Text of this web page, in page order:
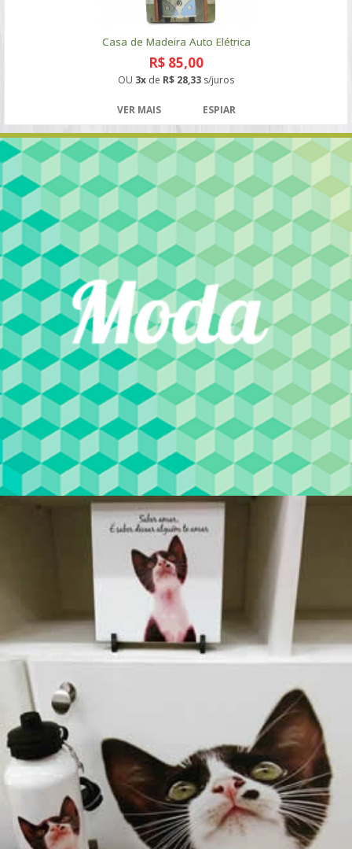
Casa de Madeira Auto Elétrica
R$ 85,00
OU 3x de R$ 28,33 s/juros
VER MAIS ESPIAR